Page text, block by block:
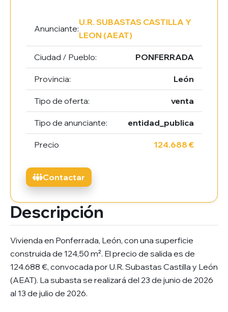
Descripción
Vivienda en Ponferrada, León, con una superficie
construida de 124,50 m². El precio de salida es de
124.688 €, convocada por U.R. Subastas Castilla y León
(AEAT). La subasta se realizará del 23 de junio de 2026
al 13 de julio de 2026.
Anunciante:
U.R. SUBASTAS CASTILLA Y
LEON (AEAT)
Ciudad / Pueblo: PONFERRADA
Provincia: León
Tipo de oferta: venta
Tipo de anunciante: entidad_publica
Precio 124.688 €
Contactar